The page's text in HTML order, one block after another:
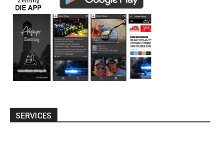
SERVICES